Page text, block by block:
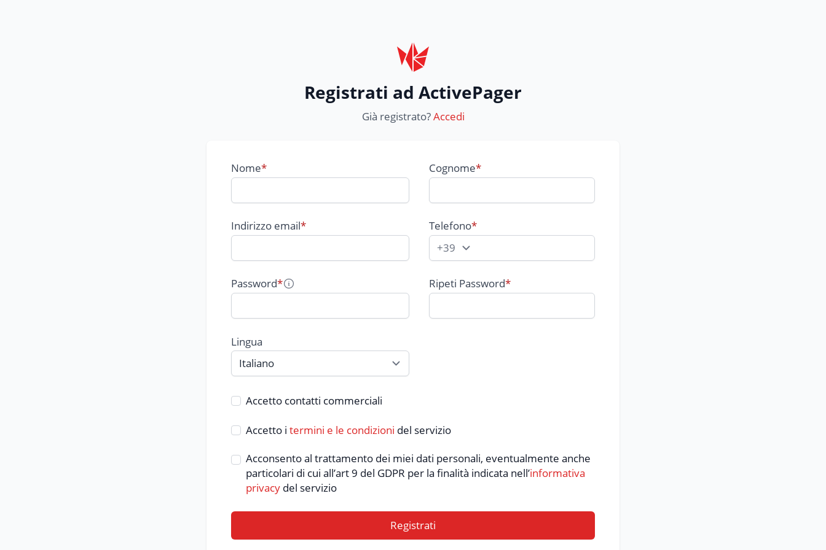
Registrati ad ActivePager
Già registrato?Accedi
Nome* Cognome*
Indirizzo email* Telefono*
Prefisso
Password* Ripeti Password*
Lingua
Accetto contatti commerciali
Accetto i termini e le condizioni del servizio
Acconsento al trattamento dei miei dati personali, eventualmente anche
particolari di cui all’art 9 del GDPR per la finalità indicata nell’informativa
privacy del servizio
Registrati